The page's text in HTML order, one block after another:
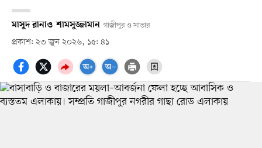
মাসুদ রানাও শামসুজ্জামান গাজীপুর ও সাভার
প্রকাশ: ২৩ জুন ২০২৬, ১৫: ৪১